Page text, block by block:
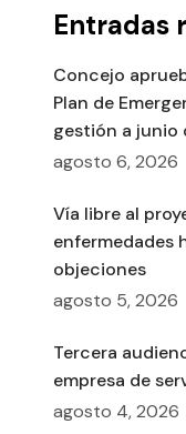
Entradas
Concejo
Plan de
gestión a junio
agosto 6, 2026
Vía libre al
enfermedades
objeciones
agosto 5, 2026
Tercera
empresa de
agosto 4, 2026